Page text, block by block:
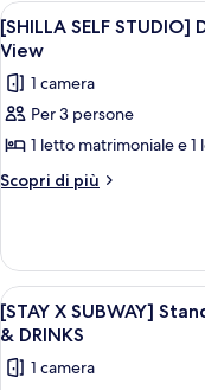
Room,
Ocean
View
Deluxe
Double
Ocean
View
Apri
tutte
le
foto
per
[SHILLA
SELF
Family
Twin
Room,
Ocean
View
5
[SHILLA SELF
View
1 camera
Per 3 persone
1 letto matrimoniale e
Scopri di più
Altri
SELF
STUDIO]
Deluxe
Family
Room,
Apri
tutte
le
foto
6
[STAY X SUBWAY]
& DRINKS
1 camera